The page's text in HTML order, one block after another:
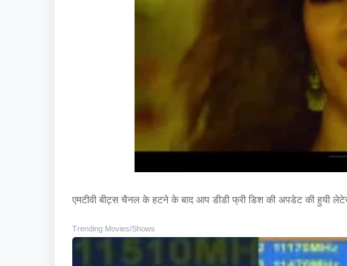
एमटीवी बीट्स चैनल के हटने के बाद आप डीडी फ्री डिश की अपडेट की हुयी
Trending Movies/Shows